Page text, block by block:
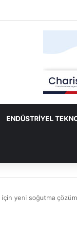
Mobile
ENDÜSTRIYEL
yeni soğutma